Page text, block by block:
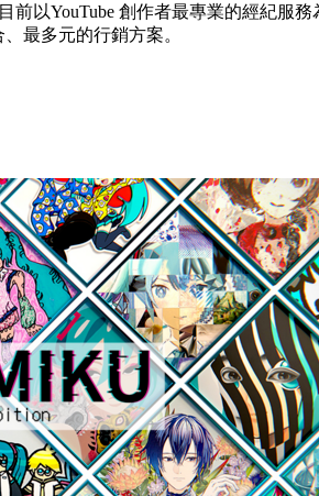
前以YouTube 創作者最專業的經紀服
最多元的行銷方案。